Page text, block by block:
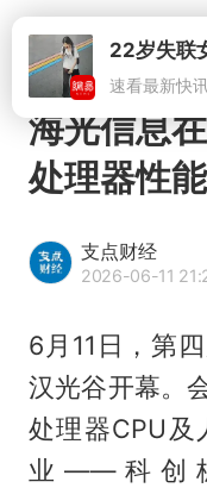
海光信息
处理器性
支点财经
2026-06-11
6月11日，第
汉光谷开幕。
处理器CPU及
业——科创